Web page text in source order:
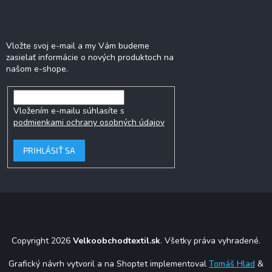
Vložte svoj e-mail a my Vám budeme
zasielať informácie o nových produktoch na
našom e-shope.
Vložením e-mailu súhlasíte s
podmienkami ochrany osobných údajov
PRIHLÁSIŤ SA
Copyright 2026 Velkoobchodtextil.sk. Všetky práva vyhradené.
Grafický návrh vytvoril a na Shoptet implementoval Tomáš Hlad &